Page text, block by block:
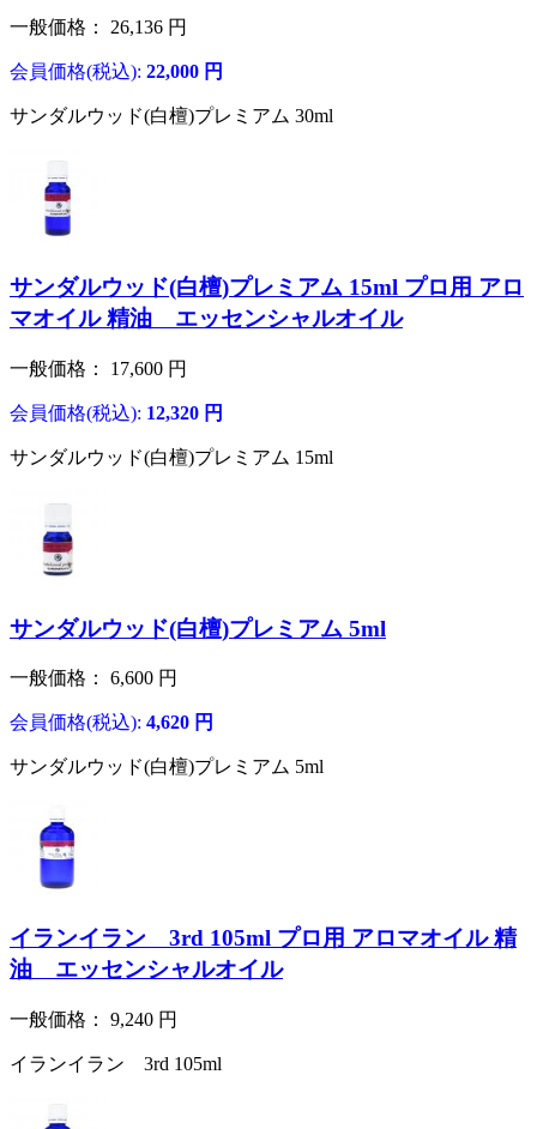
一般価格： 26,136 円
会員価格(税込): 22,000 円
サンダルウッド(白檀)プレミアム 30ml
サンダルウッド(白檀)プレミアム 15ml プロ用 アロ
マオイル 精油 エッセンシャルオイル
一般価格： 17,600 円
会員価格(税込): 12,320 円
サンダルウッド(白檀)プレミアム 15ml
サンダルウッド(白檀)プレミアム 5ml
一般価格： 6,600 円
会員価格(税込): 4,620 円
サンダルウッド(白檀)プレミアム 5ml
イランイラン 3rd 105ml プロ用 アロマオイル 精
油 エッセンシャルオイル
一般価格： 9,240 円
イランイラン 3rd 105ml